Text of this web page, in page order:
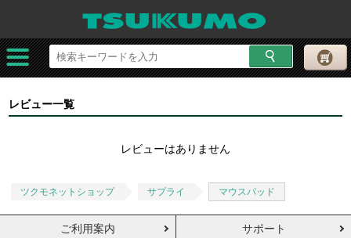
レビュー一覧
レビューはありません
ツクモネットショップ サプライ マウスパッド
ご利用案内 サポート